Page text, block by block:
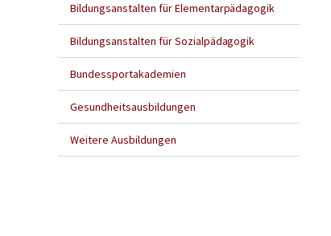
Bildungsanstalten für Elementarpädagogik
Bildungsanstalten für Sozialpädagogik
Bundessportakademien
Gesundheitsausbildungen
Weitere Ausbildungen